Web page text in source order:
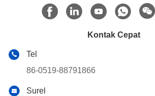
Kontak Cepat
Tel
86-0519-88791866
Surel